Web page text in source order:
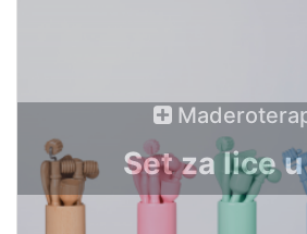
Set za lice